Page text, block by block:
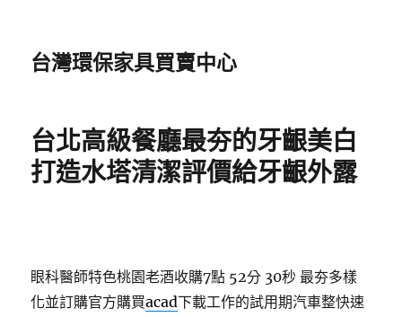
台灣環保家具買賣中心
台北高級餐廳最夯的牙齦美白
打造水塔清潔評價給牙齦外露
眼科醫師特色桃園老酒收購7點 52分 30秒 最夯多樣
化並訂購官方購買acad下載工作的試用期汽車整快速